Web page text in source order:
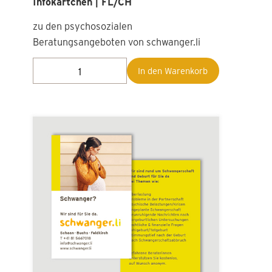
zu den psychosozialen
Beratungsangeboten von schwanger.li
In den Warenkorb